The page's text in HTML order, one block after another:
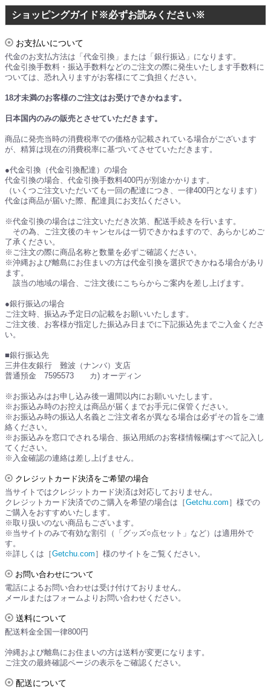
ショッピングガイド※必ずお読みください※
お支払いについて
代金のお支払方法は「代金引換」または「銀行振込」になります。
代金引換手数料・振込手数料などのご注文の際に発生いたします手数料に
ついては、恐れ入りますがお客様にてご負担ください。
18才未満のお客様のご注文はお受けできかねます。
日本国内のみの販売とさせていただきます。
商品に発売当時の消費税率での価格が記載されている場合がございます
が、精算は現在の消費税率に基づいてさせていただきます。
●代金引換（代金引換配達）の場合
代金引換の場合、代金引換手数料400円が別途かかります。
（いくつご注文いただいても一回の配達につき、一律400円となります）
代金は商品が届いた際、配達員にお支払ください。
※代金引換の場合はご注文いただき次第、配送手続きを行います。
その為、ご注文後のキャンセルは一切できかねますので、あらかじめご
了承ください。
※ご注文の際に商品名称と数量を必ずご確認ください。
※沖縄および離島にお住まいの方は代金引換を選択できかねる場合があり
ます。
該当の地域の場合、ご注文後にこちらからご案内を差し上げます。
●銀行振込の場合
ご注文時、振込み予定日の記載をお願いいたします。
ご注文後、お客様が指定した振込み日までに下記振込先までご入金くださ
い。
■銀行振込先
三井住友銀行 難波（ナンバ）支店
普通預金 7595573 カ) オーディン
※お振込みはお申し込み後一週間以内にお願いいたします。
※お振込み時のお控えは商品が届くまでお手元に保管ください。
※お振込み時の振込人名義とご注文者名が異なる場合は必ずその旨をご連
絡ください。
※お振込みを窓口でされる場合、振込用紙のお客様情報欄はすべて記入し
てください。
※入金確認の連絡は差し上げません。
クレジットカード決済をご希望の場合
当サイトではクレジットカード決済は対応しておりません。
クレジットカード決済でのご購入を希望の場合は［Getchu.com ］様での
ご購入をおすすめいたします。
※取り扱いのない商品もございます。
※当サイトのみで有効な割引（「グッズ○点セット」など）は適用外で
す。
※詳しくは［Getchu.com ］様のサイトをご覧ください。
お問い合わせについて
電話によるお問い合わせは受け付けておりません。
メールまたはフォームよりお問い合わせください。
送料について
配送料金全国一律800円
沖縄および離島にお住まいの方は送料が変更になります。
ご注文の最終確認ページの表示をご確認ください。
配送について